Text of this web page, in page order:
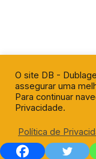
O site DB -
assegurar uma
Para continuar
Privacidade.
Política de